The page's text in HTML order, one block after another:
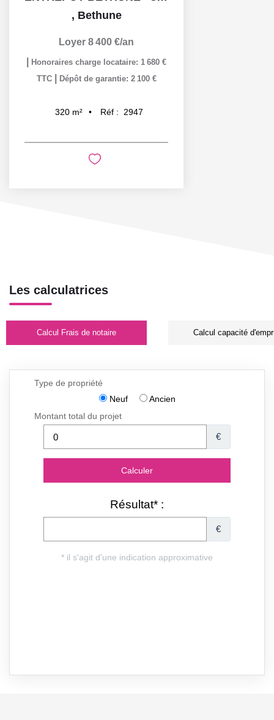
, Bethune
Loyer 8 400 €/an
Honoraires charge locataire: 1 680 €
TTC
Dépôt de garantie: 2 100 €
320 m² Réf : 2947
Les calculatrices
Calcul Frais de notaire Calcul capacité